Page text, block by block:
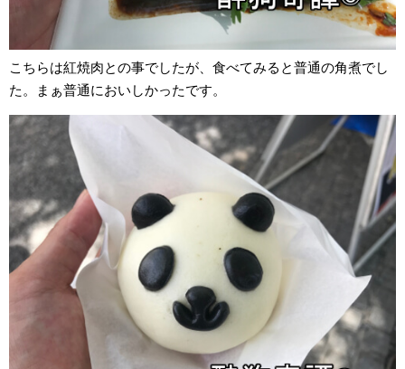
こちらは紅焼肉との事でしたが、食べてみると普通の角煮でし
た。まぁ普通においしかったです。